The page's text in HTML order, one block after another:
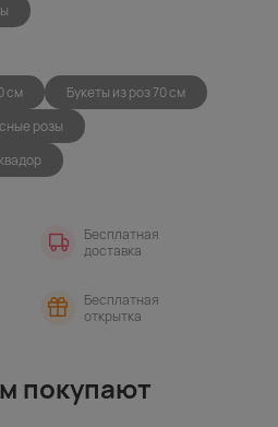
см
Букеты из роз 70 см
розы
Бесплатная
доставка
Бесплатная
открытка
покупают